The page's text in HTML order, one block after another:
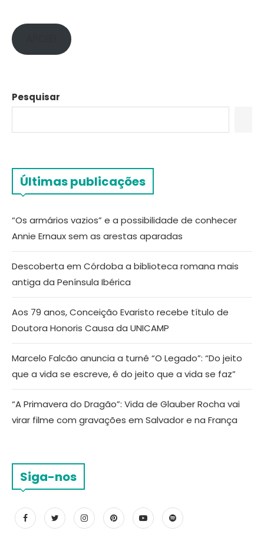
Pesquisar
Últimas publicações
“Os armários vazios” e a possibilidade de conhecer
Annie Ernaux sem as arestas aparadas
Descoberta em Córdoba a biblioteca romana mais
antiga da Península Ibérica
Aos 79 anos, Conceição Evaristo recebe título de
Doutora Honoris Causa da UNICAMP
Marcelo Falcão anuncia a turnê “O Legado”: “Do jeito
que a vida se escreve, é do jeito que a vida se faz”
“A Primavera do Dragão”: Vida de Glauber Rocha vai
virar filme com gravações em Salvador e na França
Siga-nos